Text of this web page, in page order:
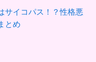
サイコパス！？性格悪
とめ